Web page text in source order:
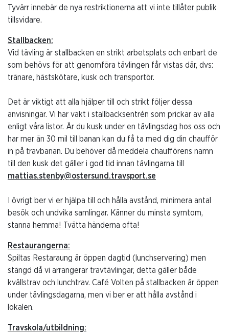
Tyvärr innebär de nya restriktionerna att vi inte tillåter publik
tillsvidare.
Stallbacken:
Vid tävling är stallbacken en strikt arbetsplats och enbart de
som behövs för att genomföra tävlingen får vistas där, dvs:
tränare, hästskötare, kusk och transportör.
Det är viktigt att alla hjälper till och strikt följer dessa
anvisningar. Vi har vakt i stallbacksentrén som prickar av alla
enligt våra listor. Är du kusk under en tävlingsdag hos oss och
har mer än 30 mil till banan kan du få ta med dig din chaufför
in på travbanan. Du behöver då meddela chaufförens namn
till den kusk det gäller i god tid innan tävlingarna till
mattias.stenby@ostersund.travsport.se
I övrigt ber vi er hjälpa till och hålla avstånd, minimera antal
besök och undvika samlingar. Känner du minsta symtom,
stanna hemma! Tvätta händerna ofta!
Restaurangerna:
Spiltas Restaraung är öppen dagtid (lunchservering) men
stängd då vi arrangerar travtävlingar, detta gäller både
kvällstrav och lunchtrav. Café Volten på stallbacken är öppen
under tävlingsdagarna, men vi ber er att hålla avstånd i
lokalen.
Travskola/utbildning: